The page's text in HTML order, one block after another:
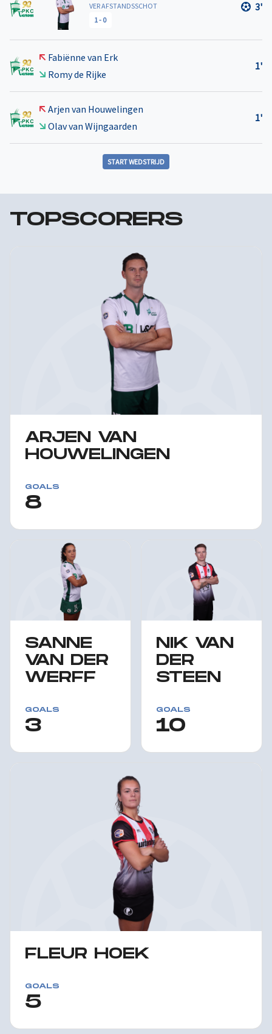
VER AFSTANDSSCHOT
1- 0
3'
Fabiënne van Erk
Romy de Rijke
1'
Arjen van Houwelingen
Olav van Wijngaarden
1'
START WEDSTRIJD
TOPSCORERS
ARJEN VAN
HOUWELINGEN
GOALS
8
SANNE
VAN DER
WERFF
GOALS
3
NIK VAN
DER
STEEN
GOALS
10
FLEUR HOEK
GOALS
5